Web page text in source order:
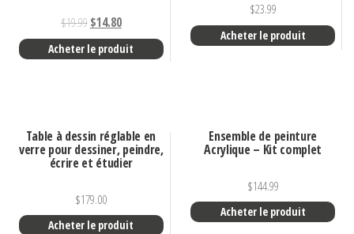
$19.99$14.80
Acheter le produit
$23.99
Acheter le produit
Table à dessin réglable en
verre pour dessiner, peindre,
écrire et étudier
$179.00
Acheter le produit
Ensemble de peinture
Acrylique – Kit complet
$144.99
Acheter le produit